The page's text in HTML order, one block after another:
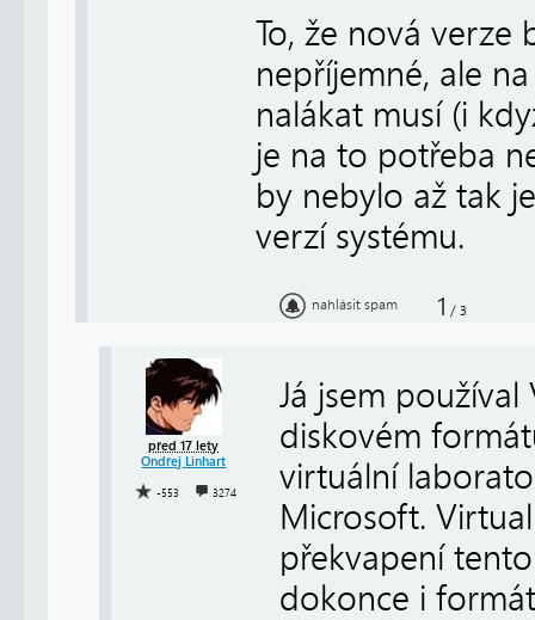
To, že nová verze
nepříjemné, ale
nalákat musí (i
je na to potřeba
by nebylo až tak
verzí systému.
nahlásit spam 1 / 3
před 17 lety
Ondřej Linhart
-553 3274
Já jsem
diskovém
virtuální
Microsoft.
překvapení
dokonce i